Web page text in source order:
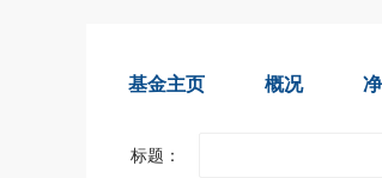
基金主页 概况
标题：